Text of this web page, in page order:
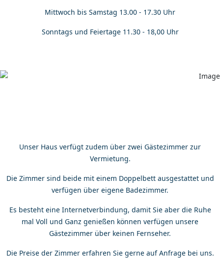
Mittwoch bis Samstag 13.00 - 17.30 Uhr
Sonntags und Feiertage 11.30 - 18,00 Uhr
Unser Haus verfügt zudem über zwei Gästezimmer zur
Vermietung.
Die Zimmer sind beide mit einem Doppelbett ausgestattet und
verfügen über eigene Badezimmer.
Es besteht eine Internetverbindung, damit Sie aber die Ruhe
mal Voll und Ganz genießen können verfügen unsere
Gästezimmer über keinen Fernseher.
Die Preise der Zimmer erfahren Sie gerne auf Anfrage bei uns.